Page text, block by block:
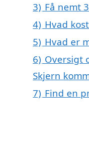
3) Få nemt
4) Hvad
5) Hvad er
6) Oversigt
Skjern
7) Find en